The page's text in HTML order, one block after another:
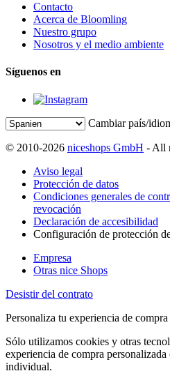
Contacto
Acerca de Bloomling
Nuestro grupo
Nosotros y el medio ambiente
Síguenos en
Cambiar país/
© 2010-2026 niceshops GmbH - All
Aviso legal
Protección de datos
Condiciones generales de
revocación
Declaración de accesibilidad
Configuración de protección
Empresa
Otras nice Shops
Desistir del contrato
Personaliza tu experiencia de compra
Sólo utilizamos cookies y otras
experiencia de compra
individual.